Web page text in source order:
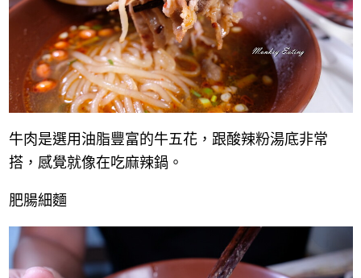
牛肉是選用油脂豐富的牛五花，跟酸辣粉湯底非常
搭，感覺就像在吃麻辣鍋。
肥腸細麵